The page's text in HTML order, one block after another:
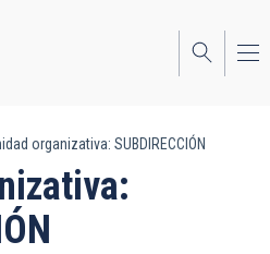
organizativa: SUBDIRECCIÓN